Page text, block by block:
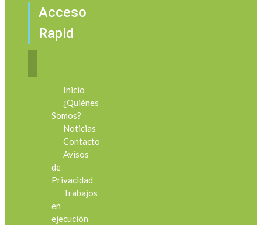
Acceso
Rapid
Inicio
¿Quiénes
Somos?
Noticias
Contacto
Avisos
de
Privacidad
Trabajos
en
ejecución